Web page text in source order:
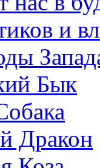
и
Бык
Дракон